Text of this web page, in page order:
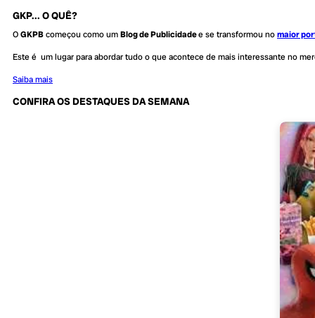
GKP... O QUÊ?
OGKPBcomeçou como umBlog de Publicidadee se transformou nomaior
Este é um lugar para abordar tudo o que acontece de mais interessante no
Saiba mais
CONFIRA OS DESTAQUES DA SEMANA